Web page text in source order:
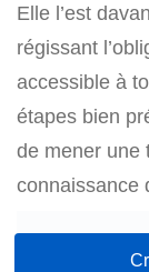
Elle l’est
régissant
accessible à
étapes bien
de mener une
connaissance